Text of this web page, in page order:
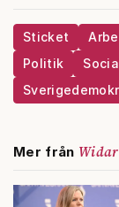
Sticket
Politik
Mer från